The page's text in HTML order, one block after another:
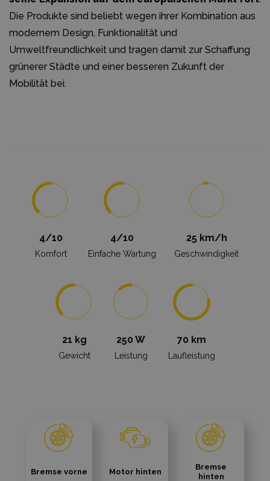
Die Produkte sind beliebt wegen ihrer Kombination aus
modernem Design, Funktionalität und
Umweltfreundlichkeit und tragen damit zur Schaffung
grünerer Städte und einer besseren Zukunft der
Mobilität bei.
4/10
Komfort
4/10
Einfache Wartung
25 km/h
Geschwindigkeit
21 kg
Gewicht
250 W
Leistung
70 km
Laufleistung
Bremse vorne Motor hinten
Bremse
hinten